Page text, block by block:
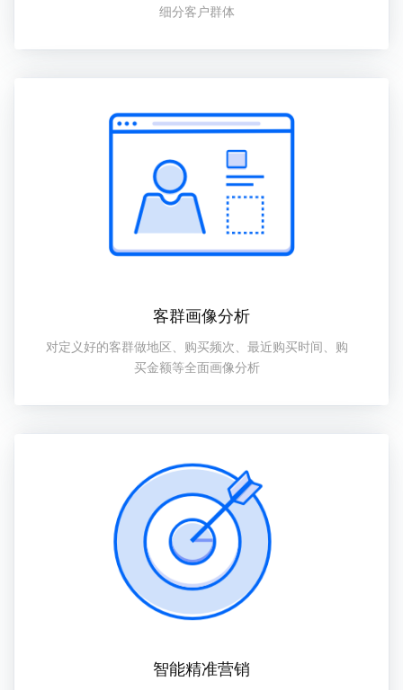
细分客户群体
客群画像分析
对定义好的客群做地区、购买频次、最近购买时间、购
买金额等全面画像分析
智能精准营销